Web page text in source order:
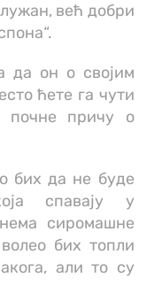
већ добри
да он о својим
ћете га чути
почне причу о
бих да не буде
спавају у
сиромашне
бих топли
али то су